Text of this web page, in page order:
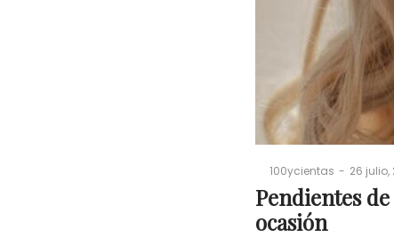
By100ycientas
Posted
26 julio,
Pendientes
ocasión